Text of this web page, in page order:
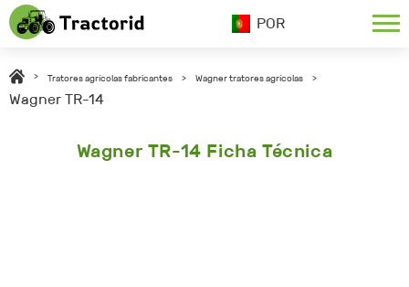
POR
> Tratores agrícolas fabricantes > Wagner tratores agrícolas >
Wagner TR-14
Wagner TR-14 Ficha Técnica